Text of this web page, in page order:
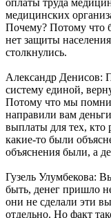
медицинских
Почему? Потому что
нет защиты
столкнулись.
Александр Денисов:
систему единой,
Потому что мы
направили вам
выплаты для тех, кто
какие-то были
объяснения были, а
Гузель Улумбекова:
быть, денег пришло
они не сделали эти
отдельно. Но факт